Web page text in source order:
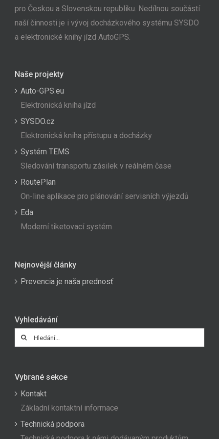
pro Českou a Slovenskou republiku. Nedílnou součástí
naší činnosti je i vývoj docházkového systému SYSDO
a elektronické knihy jízd AutoGPS.
Naše projekty
Auto-GPS.eu
Elektronická kniha jízd
SYSDO.cz
Elektronická kniha přístupu a docházky
Systém TEMS
Sledování transportu zásilek v reálném čase
RoutePlan
On-line aplikace pro plánování servisních výjezdů
Eda
Moderní tiketovací systém
Nejnovější články
Prevencia je naša prednosť
Vyhledávání
Hledat:
Vybrané sekce
Kontakt
Základní kontaktní informace
Technická podpora